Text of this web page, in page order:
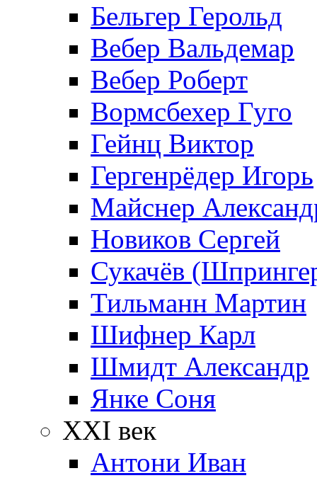
Бельгер Герольд
Вебер Вальдемар
Вебер Роберт
Вормсбехер Гуго
Гейнц Виктор
Гергенрёдер Игорь
Майснер
Новиков Сергей
Сукачёв
Тильманн Мартин
Шифнер Карл
Шмидт Александр
Янке Соня
XXI век
Антони Иван